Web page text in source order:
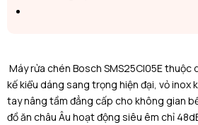
Máy rửa chén Bosch SMS25CI05Ethuộc
kế kiểu dáng sang trọng hiện đại, vỏ inox
tay nâng tầm đẳng cấp cho không gian
đồ ăn châu Âu hoạt động siêu êm chỉ